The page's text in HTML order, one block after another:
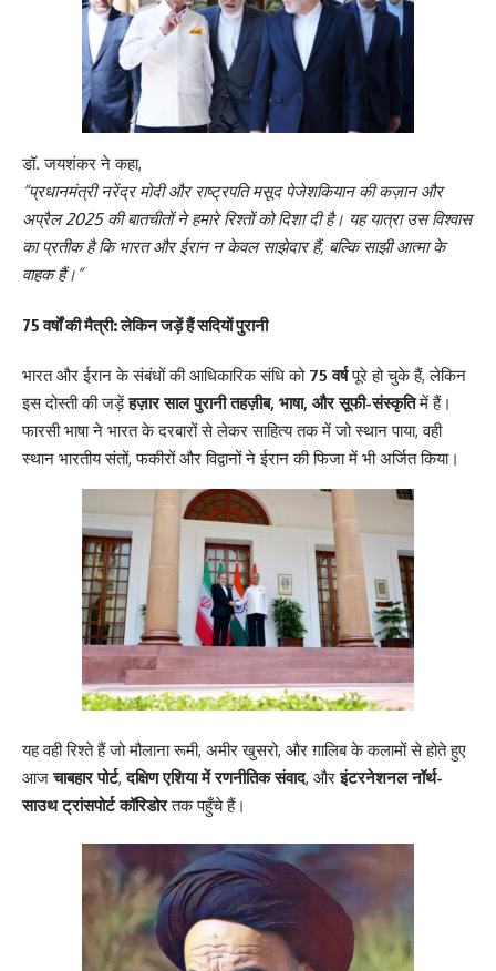
डॉ. जयशंकर ने कहा,
“प्रधानमंत्री नरेंद्र मोदी और राष्ट्रपति मसूद पेजेशकियान की कज़ान और
अप्रैल 2025 की बातचीतों ने हमारे रिश्तों को दिशा दी है। यह यात्रा उस विश्वास
का प्रतीक है कि भारत और ईरान न केवल साझेदार हैं, बल्कि साझी आत्मा के
वाहक हैं।”
75 वर्षों की मैत्री: लेकिन जड़ें हैं सदियों पुरानी
भारत और ईरान के संबंधों की आधिकारिक संधि को 75 वर्षपूरे हो चुके हैं, लेकिन
इस दोस्ती की जड़ेंहज़ार साल पुरानी तहज़ीब, भाषा, और सूफी-संस्कृतिमें हैं।
फारसी भाषा ने भारत के दरबारों से लेकर साहित्य तक में जो स्थान पाया, वही
स्थान भारतीय संतों, फकीरों और विद्वानों ने ईरान की फिजा में भी अर्जित किया।
यह वही रिश्ते हैं जो मौलाना रूमी, अमीर खुसरो, और ग़ालिब के कलामों से होते हुए
आजचाबहार पोर्ट,दक्षिण एशिया में रणनीतिक संवाद, औरइंटरनेशनल नॉर्थ-
साउथ ट्रांसपोर्ट कॉरिडोरतक पहुँचे हैं।